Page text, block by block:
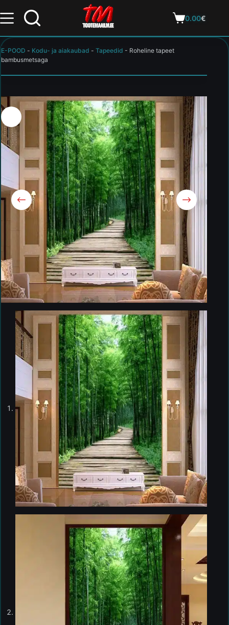
0.00€
E-POOD - Kodu- ja aiakaubad - Tapeedid - Roheline tapeet
bambusmetsaga